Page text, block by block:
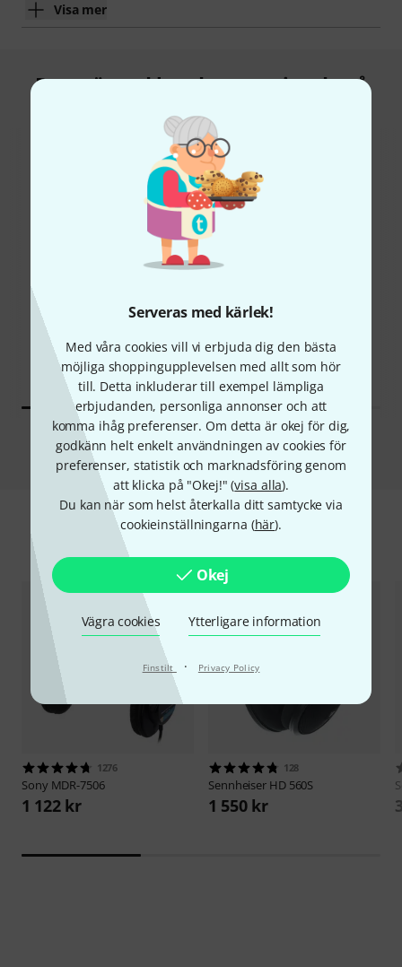
Serveras med kärlek!
Med våra cookies vill vi erbjuda dig den bästa
möjliga shoppingupplevelsen med allt som hör
till. Detta inkluderar till exempel lämpliga
erbjudanden, personliga annonser och att
komma ihåg preferenser. Om detta är okej för dig,
godkänn helt enkelt användningen av cookies för
preferenser, statistik och marknadsföring genom
att klicka på "Okej!" (visa alla).
Du kan när som helst återkalla ditt samtycke via
cookieinställningarna (här).
Okej
Vägra cookies Ytterligare information
Finstilt · Privacy Policy
Visa mer
Detta är vad kunder som tittade på
denna produkt köpte
Behringer ADA8200
Ultragain
1 829 kr
Adapter 2x0
2 777 kr
Jämför
Tillbehör & matchande produkter
1276
Sony MDR-7506
1 122 kr
128
Sennheiser HD 560S
1 550 kr